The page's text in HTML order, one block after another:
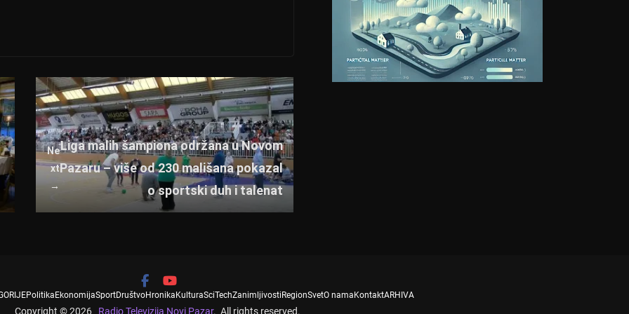
Ne
xt
→
Liga malih šampiona održana u Novom
Pazaru – više od 230 mališana pokazal
o sportski duh i talenat
Politika EkonomijaSportDruštvoHronika KulturaSciTechZanimljivosti RegionSvetO nama KontaktARHIVA
Copyright © 2026 Radio Televizija Novi Pazar. All rights reserved.